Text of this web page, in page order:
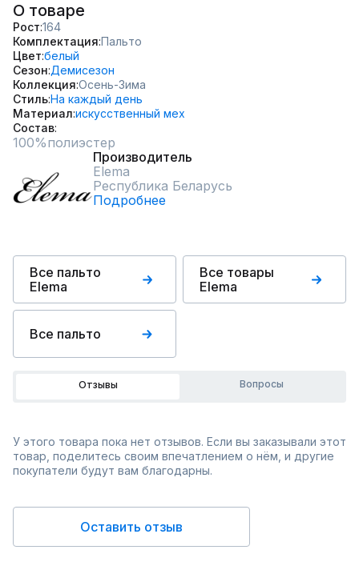
О товаре
Рост 164
Комплектация Пальто
Цвет белый
Сезон Демисезон
Коллекция Осень-Зима
СтильНа каждый день
Материал искусственный мех
Состав
100%полиэстер
Производитель
Elema
Республика Беларусь
Подробнее
Все пальто
Elema
Все товары
Elema
Все пальто
Отзывы Вопросы
У этого товара пока нет отзывов. Если вы заказывали этот
товар, поделитесь своим впечатлением о нём, и другие
покупатели будут вам благодарны.
Оставить отзыв